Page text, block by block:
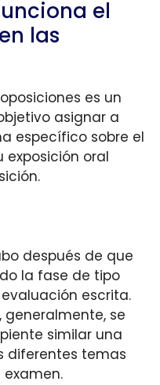
el
las
es un
asignar a
específico sobre el
exposición oral
después de que
la fase de tipo
escrita.
generalmente, se
similar una
diferentes temas